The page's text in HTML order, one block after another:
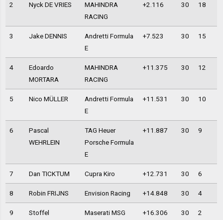
2 Nyck DE VRIES
MAHINDRA
RACING
+2.116 30 18
3 Jake DENNIS
Andretti Formula
E
+7.523 30 15
4
Edoardo
MORTARA
MAHINDRA
RACING
+11.375 30 12
5 Nico MÜLLER
Andretti Formula
E
+11.531 30 10
6
Pascal
WEHRLEIN
TAG Heuer
Porsche Formula
E
+11.887 30 9
7 Dan TICKTUM Cupra Kiro +12.731 30 6
8 Robin FRIJNS Envision Racing +14.848 30 4
9
Stoffel
Maserati MSG
+16.306 30 2